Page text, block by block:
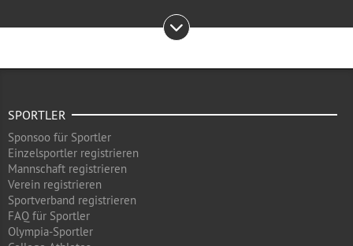
SPORTLER
Sponsoo für Sportler
Einzelsportler registrieren
Mannschaft registrieren
Verein registrieren
Sportverband registrieren
FAQ für Sportler
Olympia-Sportler